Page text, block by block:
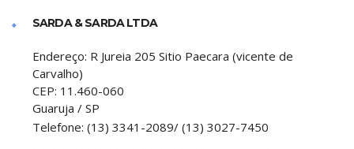
SARDA & SARDA LTDA
Endereço: R Jureia 205 Sitio Paecara (vicente de
Carvalho)
CEP: 11.460-060
Guaruja / SP
Telefone: (13) 3341-2089/ (13) 3027-7450